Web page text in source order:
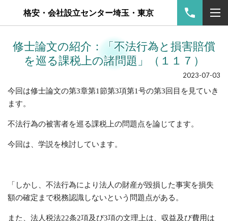
格安・会社設立センター埼玉・東京
修士論文の紹介：「不法行為と損害賠償
を巡る課税上の諸問題」（１１７）
2023-07-03
今回は修士論文の第3章第1節第3項第1号の第3回目を見ていき
ます。
不法行為の被害者を巡る課税上の問題点を論じてます。
今回 は、学説 を検討しています。
「 しかし、不法行為により法人の財産が毀損した事実を損失
額の確定まで税務認識しないという問題点がある。
また、法人税法22条2項及び3項の文理上は、収益及び費用は